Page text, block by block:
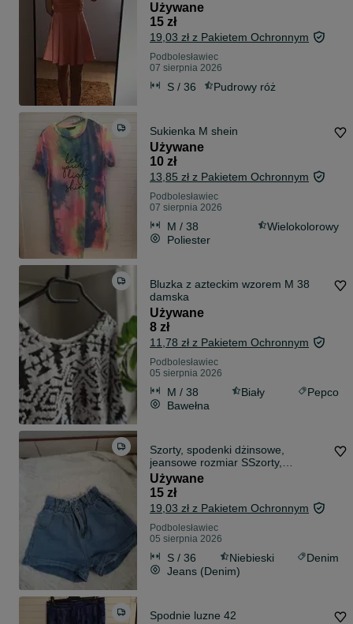
Używane
15 zł
19,03 zł z Pakietem Ochronnym
Podbolesławiec
07 sierpnia 2026
S / 36 Pudrowy róż
Sukienka M shein
Używane
10 zł
13,85 zł z Pakietem Ochronnym
Podbolesławiec
07 sierpnia 2026
M / 38
Wielokolorowy
Poliester
Bluzka z azteckim wzorem M 38
damska
Używane
8 zł
11,78 zł z Pakietem Ochronnym
Podbolesławiec
05 sierpnia 2026
M / 38 Biały
Pepco
Bawełna
Szorty, spodenki dżinsowe,
jeansowe rozmiar SSzorty,
spodenki dżinsowe
Używane
15 zł
19,03 zł z Pakietem Ochronnym
Podbolesławiec
05 sierpnia 2026
S / 36 Niebieski
Denim
Jeans (Denim)
Spodnie luzne 42